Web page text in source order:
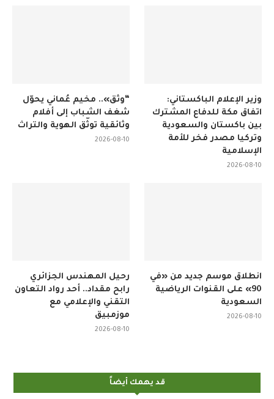
“وثّق».. مخيم عُماني يحوّل
شغف الشباب إلى أفلام
وثائقية توثّق الهوية والتراث
وزير الإعلام الباكستاني:
اتفاق مكة للدفاع المشترك
بين باكستان والسعودية
وتركيا مصدر فخر للأمة
الإسلامية
رحيل المهندس الجزائري
رابح مقداد.. أحد رواد التعاون
التقني والإعلامي مع
موزمبيق
انطلاق موسم جديد من «في
90» على القنوات الرياضية
السعودية
قد يهمك أيضاً